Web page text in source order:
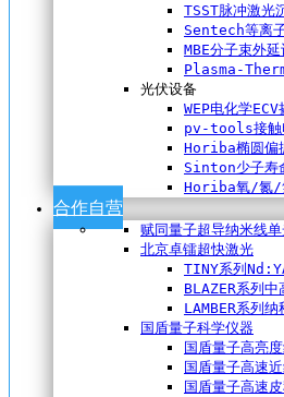
TSST脉冲激光
Sentech等离
MBE分子束外延
Plasma-
光伏设备
WEP电化学
pv-tools接触
Horiba椭圆偏
Sinton少子寿
Horiba氧/氮/
合作自营
赋同量子超导纳米线单
北京卓镭超快激光
TINY系列
BLAZER系列
LAMBER系列
国盾量子科学仪器
国盾量子高亮
国盾量子高速
国盾量子高速